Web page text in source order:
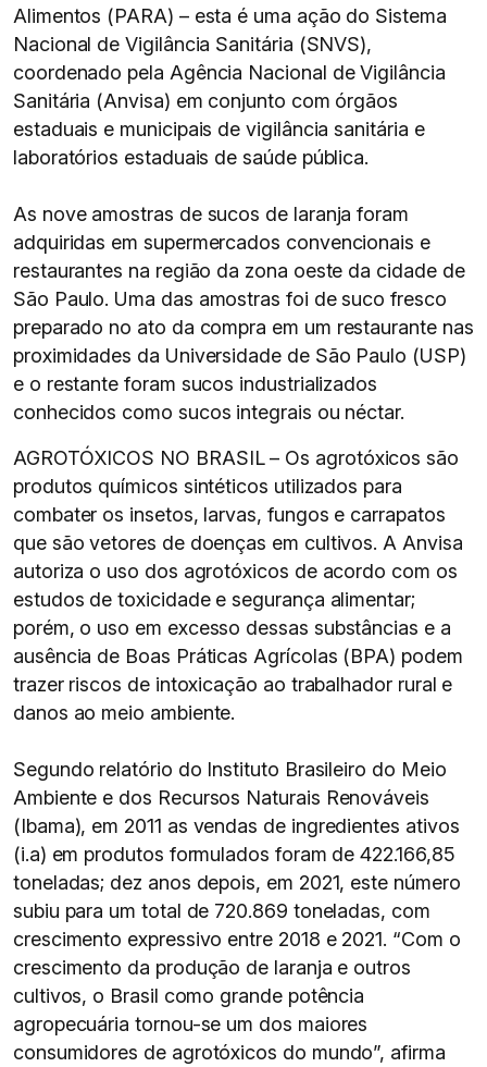
Alimentos (PARA) – esta é uma ação do Sistema
Nacional de Vigilância Sanitária (SNVS),
coordenado pela Agência Nacional de Vigilância
Sanitária (Anvisa) em conjunto com órgãos
estaduais e municipais de vigilância sanitária e
laboratórios estaduais de saúde pública.
As nove amostras de sucos de laranja foram
adquiridas em supermercados convencionais e
restaurantes na região da zona oeste da cidade de
São Paulo. Uma das amostras foi de suco fresco
preparado no ato da compra em um restaurante nas
proximidades da Universidade de São Paulo (USP)
e o restante foram sucos industrializados
conhecidos como sucos integrais ou néctar.
AGROTÓXICOS NO BRASIL – Os agrotóxicos são
produtos químicos sintéticos utilizados para
combater os insetos, larvas, fungos e carrapatos
que são vetores de doenças em cultivos. A Anvisa
autoriza o uso dos agrotóxicos de acordo com os
estudos de toxicidade e segurança alimentar;
porém, o uso em excesso dessas substâncias e a
ausência de Boas Práticas Agrícolas (BPA) podem
trazer riscos de intoxicação ao trabalhador rural e
danos ao meio ambiente.
Segundo relatório do Instituto Brasileiro do Meio
Ambiente e dos Recursos Naturais Renováveis
(Ibama), em 2011 as vendas de ingredientes ativos
(i.a) em produtos formulados foram de 422.166,85
toneladas; dez anos depois, em 2021, este número
subiu para um total de 720.869 toneladas, com
crescimento expressivo entre 2018 e 2021. “Com o
crescimento da produção de laranja e outros
cultivos, o Brasil como grande potência
agropecuária tornou-se um dos maiores
consumidores de agrotóxicos do mundo”, afirma